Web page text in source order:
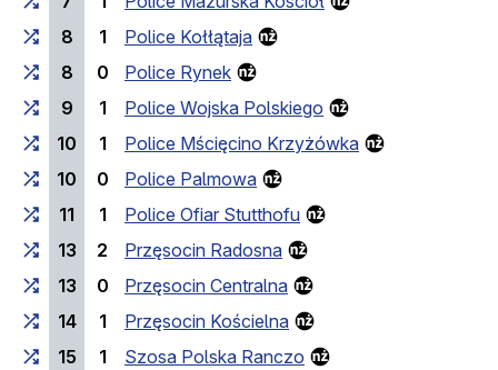
8
1
Police Kołłątaja
8
0
Police Rynek
9
1
Police Wojska Polskiego
10
1
Police Mścięcino Krzyżówka
10
0
Police Palmowa
11
1
Police Ofiar Stutthofu
13
2
Przęsocin Radosna
13
0
Przęsocin Centralna
14
1
Przęsocin Kościelna
15
1
Szosa Polska Ranczo